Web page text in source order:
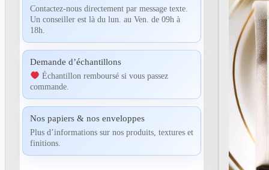
Contactez-nous directement par message texte.
Un conseiller est là du lun. au Ven. de 09h à
18h.
Demande d’échantillons
Échantillon remboursé si vous passez
commande.
Nos papiers & nos enveloppes
Plus d’informations sur nos produits, textures et
finitions.